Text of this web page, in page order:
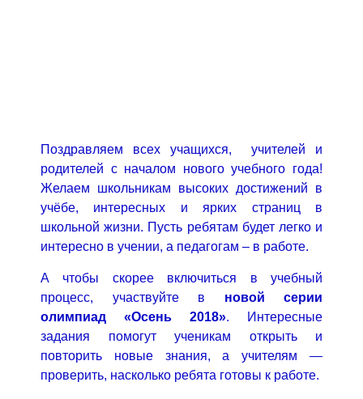
Поздравляем всех учащихся, учителей и
родителей с началом нового учебного года!
Желаем школьникам высоких достижений в
учёбе, интересных и ярких страниц в
школьной жизни. Пусть ребятам будет легко и
интересно в учении, а педагогам – в работе.
А чтобы скорее включиться в учебный
процесс, участвуйте в
новой серии
олимпиад «Осень 2018». Интересные
задания помогут ученикам открыть и
повторить новые знания, а учителям —
проверить, насколько ребята готовы к работе.